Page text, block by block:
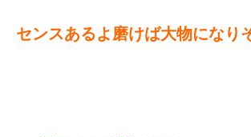
センスあるよ磨けば大物になり